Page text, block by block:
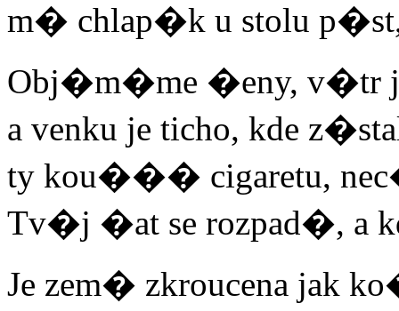
m� chlap�k u stolu
Obj�m�me �eny, v�tr
a venku je ticho, kde
ty kou��� cigaretu,
Tv�j �at se rozpad�, a
Je zem� zkroucena jak